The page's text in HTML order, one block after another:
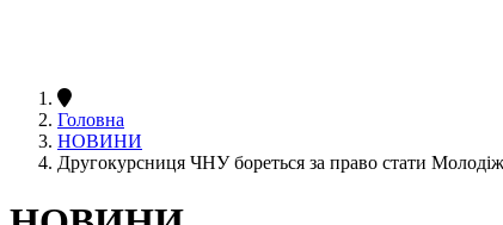
Головна
НОВИНИ
Другокурсниця ЧНУ бореться за право стати